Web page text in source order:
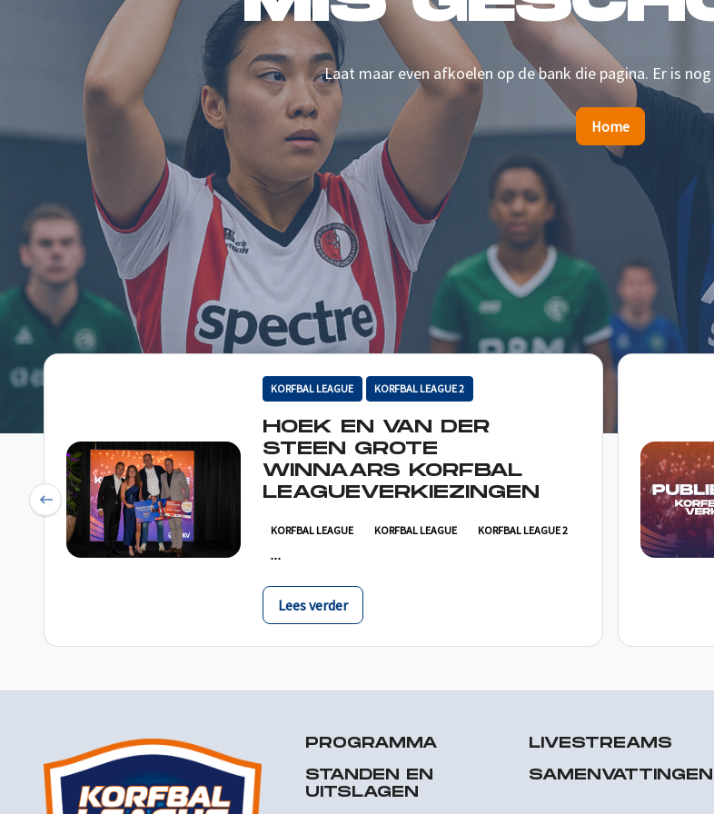
Laat maar even afkoelen op de bank die pagina. Er is
Home
KORFBAL LEAGUE KORFBAL LEAGUE 2
HOEK EN VAN DER
STEEN GROTE
WINNAARS KORFBAL
LEAGUEVERKIEZINGEN
KORFBAL LEAGUE KORFBAL LEAGUE KORFBAL LEAGUE 2
Lees verder
Previous
PROGRAMMA
STANDEN EN
UITSLAGEN
LIVESTREAMS
SAMENVATTINGEN